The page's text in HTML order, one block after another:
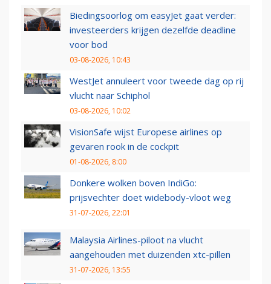
Biedingsoorlog om easyJet gaat verder:
investeerders krijgen dezelfde deadline
voor bod
03-08-2026, 10:43
WestJet annuleert voor tweede dag op rij
vlucht naar Schiphol
03-08-2026, 10:02
VisionSafe wijst Europese airlines op
gevaren rook in de cockpit
01-08-2026, 8:00
Donkere wolken boven IndiGo:
prijsvechter doet widebody-vloot weg
31-07-2026, 22:01
Malaysia Airlines-piloot na vlucht
aangehouden met duizenden xtc-pillen
31-07-2026, 13:55